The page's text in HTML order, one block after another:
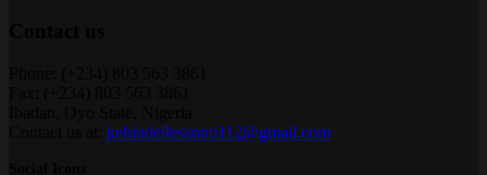
kehindeilesanmi112@gmail.com